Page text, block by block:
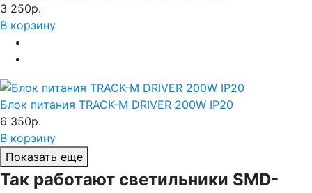
3 250р.
В корзину
Блок питания TRACK-M DRIVER 200W IP20
6 350р.
В корзину
Показать еще
Так работают светильники SMD-